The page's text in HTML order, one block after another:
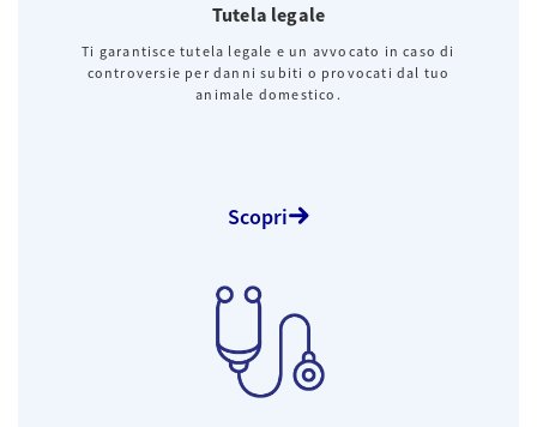
Tutela legale
Ti garantisce tutela legale e un avvocato in caso di
controversie per danni subiti o provocati dal tuo
animale domestico.
Scopri